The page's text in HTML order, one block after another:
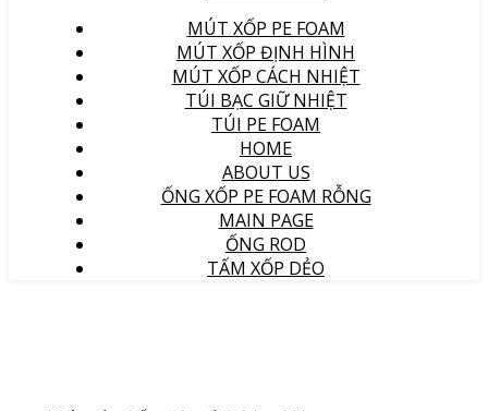
MÚT XỐP PE FOAM
MÚT XỐP ĐỊNH HÌNH
MÚT XỐP CÁCH NHIỆT
TÚI BẠC GIỮ NHIỆT
TÚI PE FOAM
HOME
ABOUT US
ỐNG XỐP PE FOAM RỖNG
MAIN PAGE
ỐNG ROD
TẤM XỐP DẺO